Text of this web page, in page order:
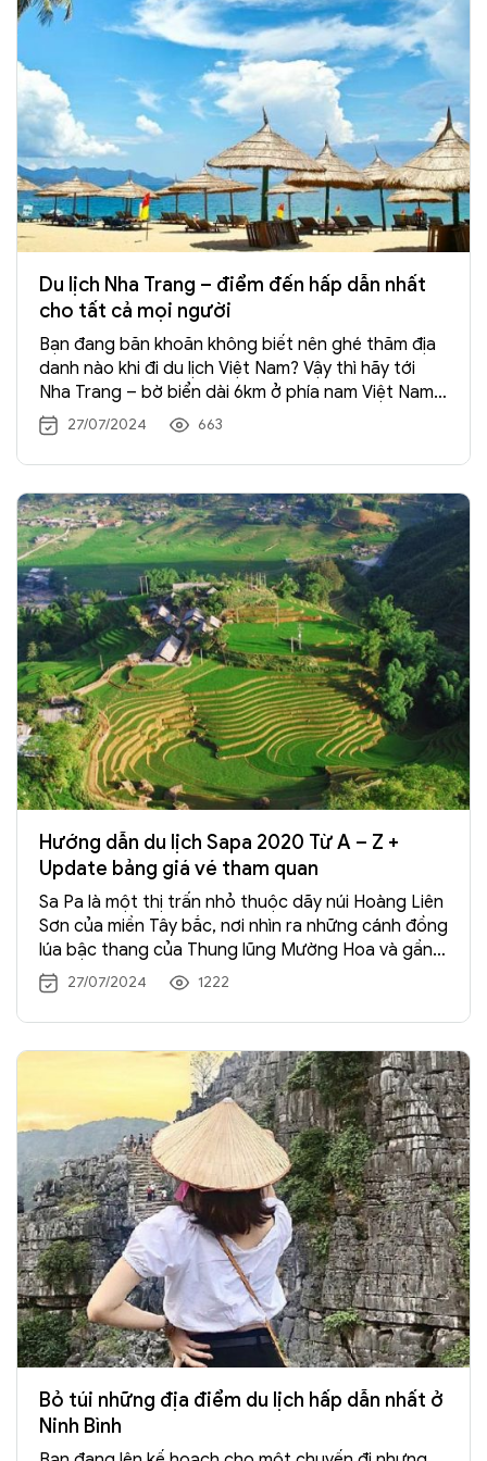
Du lịch Nha Trang – điểm đến hấp dẫn nhất
cho tất cả mọi người
Bạn đang băn khoăn không biết nên ghé thăm địa
danh nào khi đi du lịch Việt Nam? Vậy thì hãy tới
Nha Trang – bờ biển dài 6km ở phía nam Việt Nam,
nơi có những bãi biển cát trắng và làn nước trong
vắt. Hãy cùng
Nha Trangvới bài viết dưới đây nhé.
27/07/2024 663
Hướng dẫn du lịch Sapa 2020 Từ A – Z +
Update bảng giá vé tham quan
Sa Pa là một thị trấn nhỏ thuộc dãy núi Hoàng Liên
Sơn của miền Tây bắc, nơi nhìn ra những cánh đồng
lúa bậc thang của Thung lũng Mường Hoa và gần
Fansipan – đỉnh núi cao nhất Đông Dương.
27/07/2024 1222
Bỏ túi những địa điểm du lịch hấp dẫn nhất ở
Ninh Bình